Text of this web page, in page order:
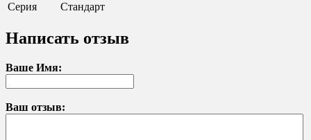
Серия
Стандарт
Написать отзыв
Ваше Имя:
Ваш отзыв: